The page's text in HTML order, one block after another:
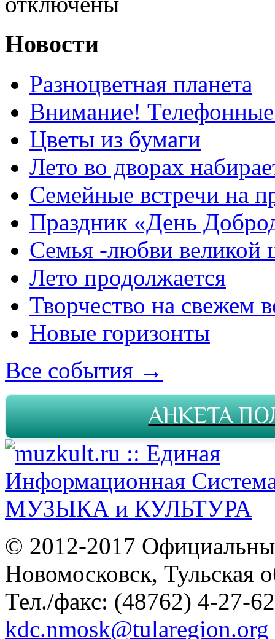
Новости
Разноцветная планета
Внимание!
Цветы из бумаги
Лето во дворах
Семейные встречи на
Праздник «День
Семья -любви великой
Лето продолжается
Творчество на свежем
Новые горизонты
Все события →
АНКЕТА
© 2012-2017
Новомосковск, Тульская
Тел./факс: (48762) 4-27-
kdc.nmosk@tularegion.org